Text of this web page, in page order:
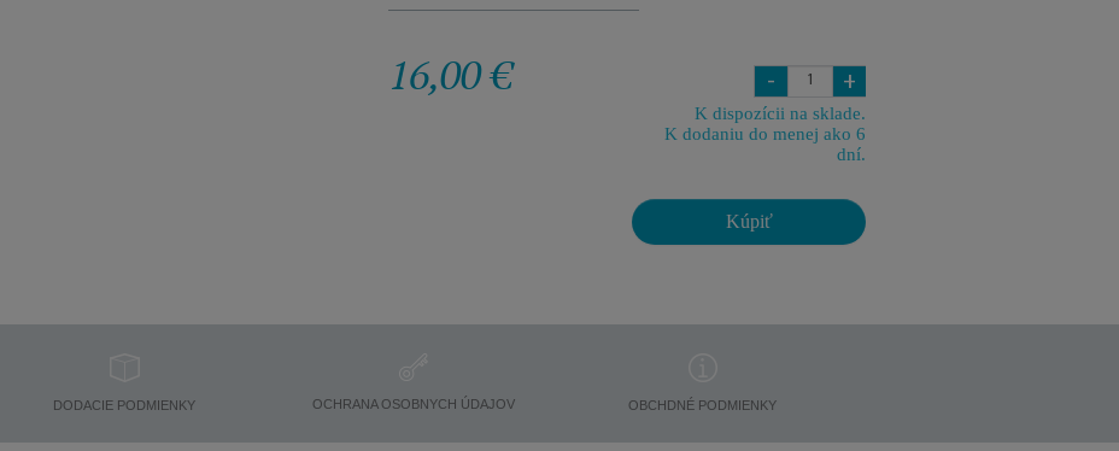
16,00 € - +
K dispozícii na sklade.
K dodaniu do menej ako 6
dní.
Kúpiť
DODACIE PODMIENKY OCHRANA OSOBNYCH ÚDAJOV OBCHDNÉ PODMIENKY